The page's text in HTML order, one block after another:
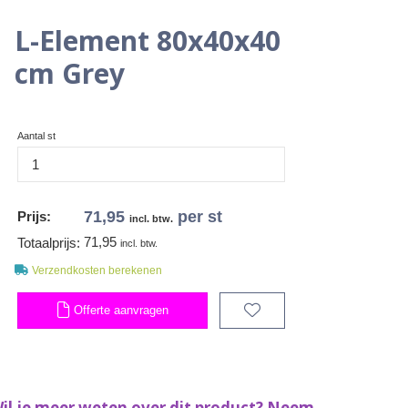
L-Element 80x40x40
cm Grey
Aantal st
Prijs: 71,95 incl. btw. per st
Totaalprijs: 71,95 incl. btw.
Verzendkosten berekenen
Offerte aanvragen